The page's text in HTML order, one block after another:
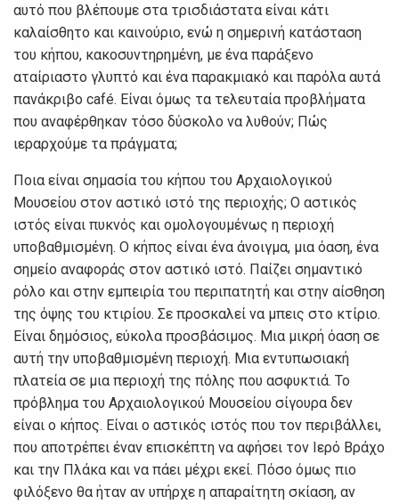
αυτό που βλέπουμε στα τρισδιάστατα είναι κάτι
καλαίσθητο και καινούριο, ενώ η σημερινή κατάσταση
του κήπου, κακοσυντηρημένη, με ένα παράξενο
αταίριαστο γλυπτό και ένα παρακμιακό και παρόλα αυτά
πανάκριβο café. Είναι όμως τα τελευταία προβλήματα
που αναφέρθηκαν τόσο δύσκολο να λυθούν; Πώς
ιεραρχούμε τα πράγματα;
Ποια είναι σημασία του κήπου του Αρχαιολογικού
Μουσείου στον αστικό ιστό της περιοχής; Ο αστικός
ιστός είναι πυκνός και ομολογουμένως η περιοχή
υποβαθμισμένη. Ο κήπος είναι ένα άνοιγμα, μια όαση, ένα
σημείο αναφοράς στον αστικό ιστό. Παίζει σημαντικό
ρόλο και στην εμπειρία του περιπατητή και στην αίσθηση
της όψης του κτιρίου. Σε προσκαλεί να μπεις στο κτίριο.
Είναι δημόσιος, εύκολα προσβάσιμος. Μια μικρή όαση σε
αυτή την υποβαθμισμένη περιοχή. Μια εντυπωσιακή
πλατεία σε μια περιοχή της πόλης που ασφυκτιά. Το
πρόβλημα του Αρχαιολογικού Μουσείου σίγουρα δεν
είναι ο κήπος. Είναι ο αστικός ιστός που τον περιβάλλει,
που αποτρέπει έναν επισκέπτη να αφήσει τον Ιερό Βράχο
και την Πλάκα και να πάει μέχρι εκεί. Πόσο όμως πιο
φιλόξενο θα ήταν αν υπήρχε η απαραίτητη σκίαση, αν